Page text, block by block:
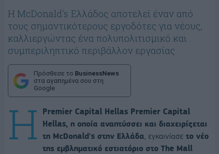
Η McDonald's Ελλάδος αποτελεί έναν από
τους σημαντικότερους εργοδότες για νέους,
καλλιεργώντας ένα πολυπολιτισμικό και
συμπεριληπτικό περιβάλλον εργασίας
Πρόσθεσε το BusinessNews
στα αγαπημένα σου στη
Google
Η
Premier Capital Hellas Premier Capital
Hellas, η οποία αναπτύσσει και διαχειρίζεται
τη McDonald's στην Ελλάδα, εγκαινίασε το νέο
της εμβληματικό εστιατόριο στο The Mall